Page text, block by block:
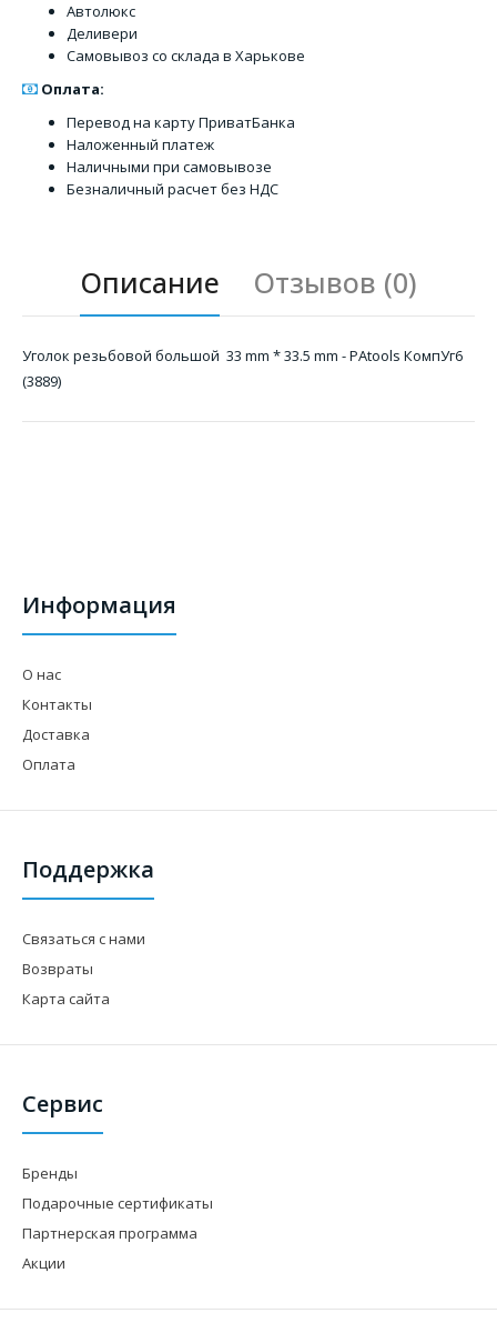
Автолюкс
Деливери
Самовывоз со склада в Харькове
Оплата:
Перевод на карту ПриватБанка
Наложенный платеж
Наличными при самовывозе
Безналичный расчет без НДС
Описание Отзывов (0)
Уголок резьбовой большой 33 mm * 33.5 mm - PAtools КомпУг6
(3889)
Информация
О нас
Контакты
Доставка
Оплата
Поддержка
Связаться с нами
Возвраты
Карта сайта
Сервис
Бренды
Подарочные сертификаты
Партнерская программа
Акции